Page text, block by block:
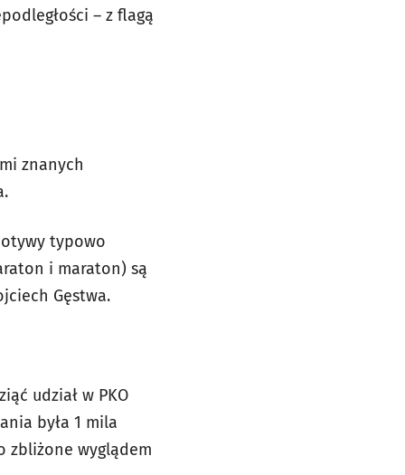
– z flagą
znanych
typowo
i maraton) są
Gęstwa.
udział w PKO
była 1 mila
zbliżone wyglądem